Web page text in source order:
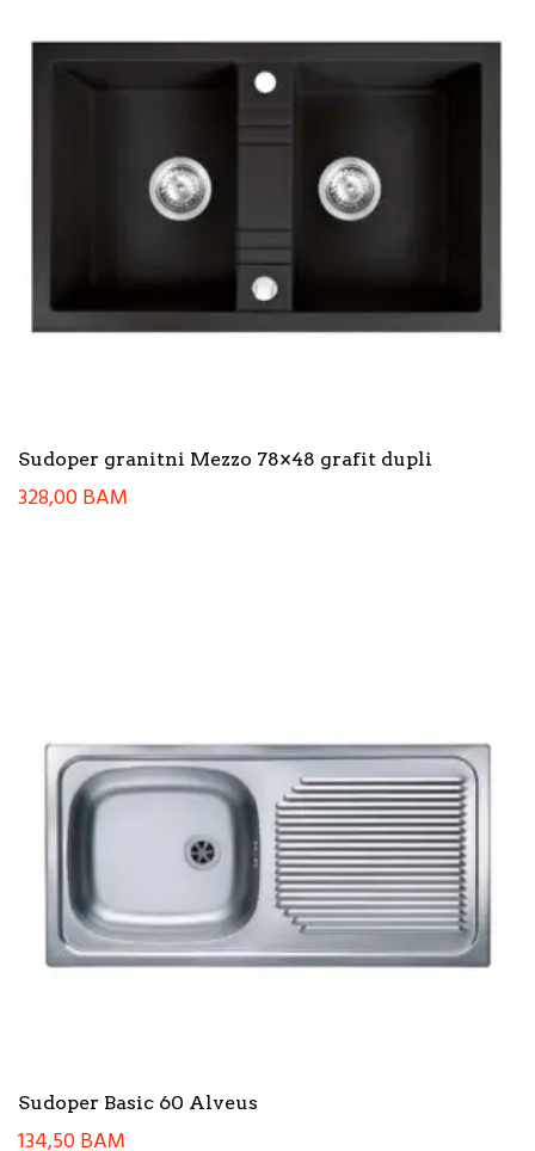
Sudoper granitni Mezzo 78×48 grafit dupli
328,00BAM
Sudoper Basic 60 Alveus
134,50BAM